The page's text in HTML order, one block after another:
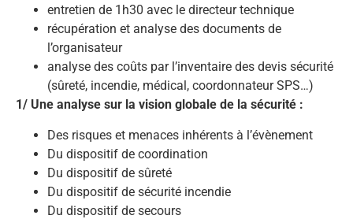
entretien de 1h30 avec le directeur technique
récupération et analyse des documents de
l’organisateur
analyse des coûts par l’inventaire des devis sécurité
(sûreté, incendie, médical, coordonnateur SPS…)
1/ Une analyse sur la vision globale de la sécurité :
Des risques et menaces inhérents à l’évènement
Du dispositif de coordination
Du dispositif de sûreté
Du dispositif de sécurité incendie
Du dispositif de secours